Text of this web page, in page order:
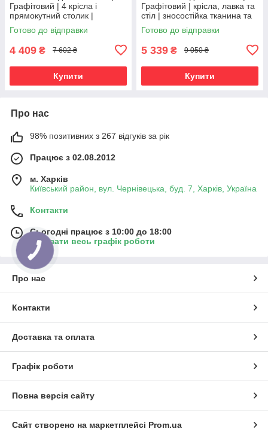
Графітовий | 4 крісла і
прямокутний столик |
зносостійка тканина та
скляна стільниця | LEOBRO
Готово до відправки
4 409 ₴ 7 602 ₴
Купити
Графітовий | крісла, лавка та
стіл | зносостійка тканина та
міцна конструкція | LEOBRO
LB-1056 | для
Готово до відправки
5 339 ₴ 9 050 ₴
Купити
Про нас
98% позитивних з 267 відгуків за рік
Працює з 02.08.2012
м. Харків
Київський район, вул. Чернівецька, буд. 7, Харків, Україна
Контакти
Сьогодні працює з 10:00 до 18:00
Показати весь графік роботи
Про нас
Контакти
Доставка та оплата
Графік роботи
Повна версія сайту
Сайт створено на маркетплейсі Prom.ua